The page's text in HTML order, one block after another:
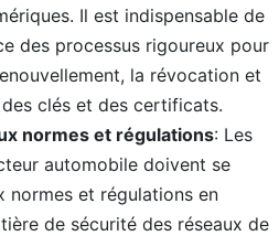
Il est indispensable de
des processus rigoureux pour
la révocation et
clés et des certificats.
normes et régulations: Les
automobile doivent se
normes et régulations en
de sécurité des réseaux de